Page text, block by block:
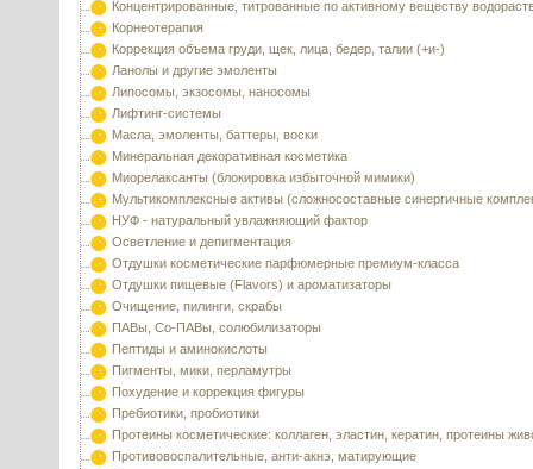
Концентрированные, титрованные по активному веществу
Корнеотерапия
Коррекция объема груди, щек, лица, бедер, талии (+и-)
Ланолы и другие эмоленты
Липосомы, экзосомы, наносомы
Лифтинг-системы
Масла, эмоленты, баттеры, воски
Минеральная декоративная косметика
Миорелаксанты (блокировка избыточной мимики)
Мультикомплексные активы (сложносоставные синергичные
НУФ - натуральный увлажняющий фактор
Осветление и депигментация
Отдушки косметические парфюмерные премиум-класса
Отдушки пищевые (Flavors) и ароматизаторы
Очищение, пилинги, скрабы
ПАВы, Со-ПАВы, солюбилизаторы
Пептиды и аминокислоты
Пигменты, мики, перламутры
Похудение и коррекция фигуры
Пребиотики, пробиотики
Протеины косметические: коллаген, эластин, кератин, протеины
Противовоспалительные, анти-акнэ, матирующие